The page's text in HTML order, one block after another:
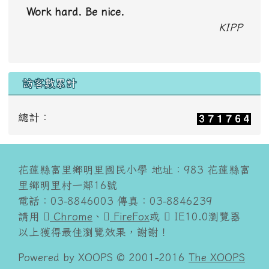
Work hard. Be nice.
KIPP
訪客數累計
總計：
花蓮縣富里鄉明里國民小學 地址：983 花蓮縣富
里鄉明里村一鄰16號
電話：03-8846003 傳真：03-8846239
請用
Chrome 、 FireFox或
IE10.0瀏覽器
以上獲得最佳瀏覽效果，謝謝！
Powered by XOOPS © 2001-2016 The XOOPS